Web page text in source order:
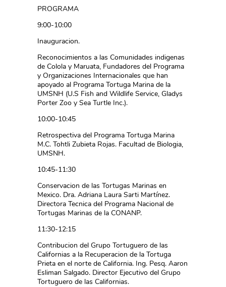
PROGRAMA
9:00-10:00
Inauguracion.
Reconocimientos a las Comunidades indi­genas
de Colola y Maruata, Fundadores del Programa
y Organizaciones Internacionales que han
apoyado al Programa Tortuga Marina de la
UMSNH (U.S Fish and Wildlife Service, Gladys
Porter Zoo y Sea Turtle Inc.).
10:00-10:45
Retrospectiva del Programa Tortuga Marina
M.C. Tohtli Zubieta Rojas. Facultad de Biologia,
UMSNH.
10:45-11:30
Conservacion de las Tortugas Marinas en
Mexico. Dra. Adriana Laura Sarti Martínez.
Directora Tecnica del Programa Nacional de
Tortugas Marinas de la CONANP.
11:30-12:15
Contribucion del Grupo Tortuguero de las
Californias a la Recuperacion de la Tortuga
Prieta en el norte de California. Ing. Pesq. Aaron
Esliman Salgado. Director Ejecutivo del Grupo
Tortuguero de las Californias.